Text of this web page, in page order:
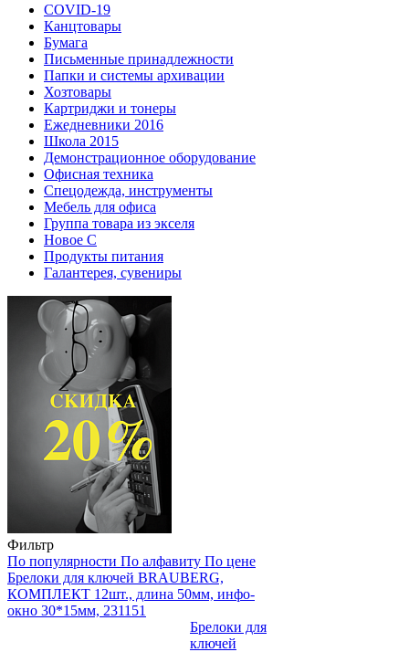
COVID-19
Канцтовары
Бумага
Письменные принадлежности
Папки и системы архивации
Хозтовары
Картриджи и тонеры
Ежедневники 2016
Школа 2015
Демонстрационное оборудование
Офисная техника
Спецодежда, инструменты
Мебель для офиса
Группа товара из экселя
Новое С
Продукты питания
Галантерея, сувениры
Фильтр
По популярности По алфавиту По цене
Брелоки для ключей BRAUBERG,
КОМПЛЕКТ 12шт., длина 50мм, инфо-
окно 30*15мм, 231151
Брелоки для
ключей